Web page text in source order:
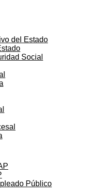
del Estado
Social
Público